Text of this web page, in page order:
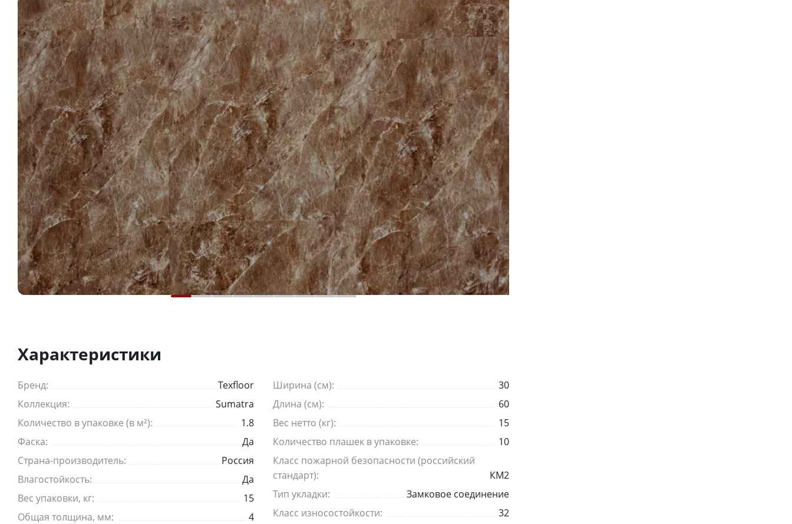
Характеристики
Бренд:
Texfloor
Коллекция:
Sumatra
Количество в упаковке (в м²):
1.8
Фаска:
Да
Страна-производитель:
Россия
Влагостойкость:
Да
Вес упаковки, кг:
15
Общая толщина, мм:
4
Ширина (см):
30
Длина (см):
60
Вес нетто (кг):
15
Количество плашек в упаковке:
10
Класс пожарной безопасности (российский
стандарт):
КМ2
Тип укладки:
Замковое соединение
Класс износостойкости:
32
Ваше имя*
Телефон*
Я согласен на
*— Обязательные поля
Отправить